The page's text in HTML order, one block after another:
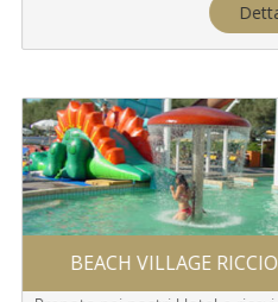
BEACH VILLAGE